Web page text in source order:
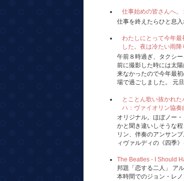
仕事始めの皆さんへ。
仕事を終えたらひと息入
わたしにとって今年最
した。夜は冷たい雨降
午前８時過ぎ、タクシ
前に撮影した時には太
来なかったので今年最
場で過ごしました。 元
とことん歌い抜かれ
ハ：ヴァイオリン協
オリジナル。ほぼノー
かと聞き違いしそうな
リン、伴奏のアンサン
ィヴァルディの《四季
The Beatles - I Should
邦題「恋する二人」 ア
本時間でのジョン・レノ